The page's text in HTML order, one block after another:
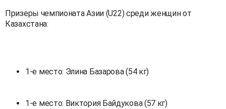
Призеры чемпионата Азии (U22) среди женщин от
Казахстана:
1-е место: Элина Базарова (54 кг)
1-е место: Виктория Байдукова (57 кг)